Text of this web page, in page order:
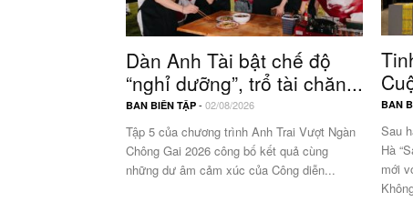
Dàn Anh Tài bật chế độ
“nghỉ dưỡng”, trổ tài chăn...
BAN BIÊN TẬP - 02/08/2026
Tập 5 của chương trình Anh Trai Vượt Ngàn
Chông Gai 2026 công bố kết quả cùng
những dư âm cảm xúc của Công diễn...
BAN
Sau
Hà
mới